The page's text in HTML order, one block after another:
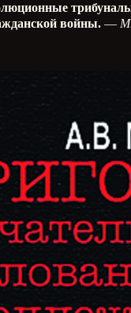
войны. —